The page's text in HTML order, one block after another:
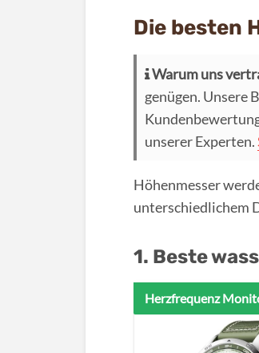
Die besten
Warum uns
genügen. Unsere
unserer Experten.
Höhenmesser
unterschiedlichem
1. Beste
Herzfrequenz